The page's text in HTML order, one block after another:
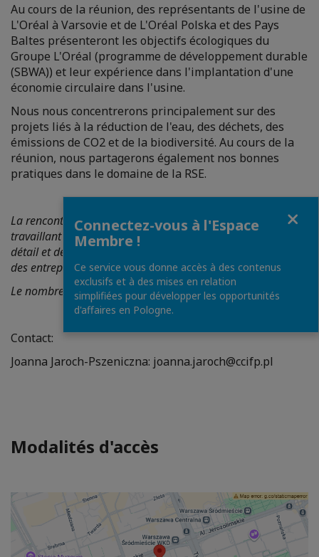
Au cours de la réunion, des représentants de l'usine de
L'Oréal à Varsovie et de L'Oréal Polska et des Pays
Baltes présenteront les objectifs écologiques du
Groupe L'Oréal (programme de développement durable
(SBWA)) et leur expérience dans l'implantation d'une
économie circulaire dans l'usine.
Nous nous concentrerons principalement sur des
projets liés à la réduction de l'eau, des déchets, des
émissions de CO2 et de la biodiversité. Au cours de la
réunion, nous partagerons également nos bonnes
pratiques dans le domaine de la RSE.
La rencontre s'adresse principalement aux personnes
travaillant dans les secteurs de l'industrie, du commerce de
détail et de la distribution. Nous invitons les représentants
des entreprises qui emploient plus de 10 employés.
Le nombre de places pour les sociétés de conseil est limité.
Contact:
Joanna Jaroch-Pszeniczna: joanna.jaroch@ccifp.pl
Modalités d'accès
Connectez-vous à l'Espace
Membre !
Ce service vous donne accès à des contenus
exclusifs et à des mises en relation
simplifiées pour développer les opportunités
d'affaires en Pologne.